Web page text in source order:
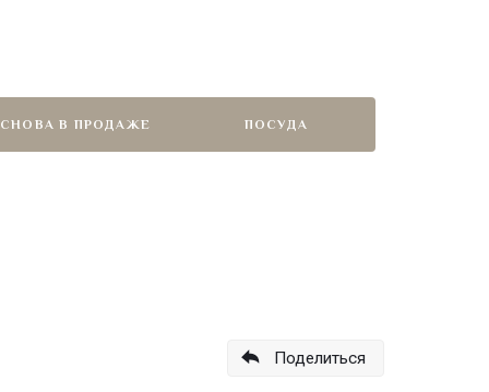
СНОВА В ПРОДАЖЕ ПОСУДА
Поделиться